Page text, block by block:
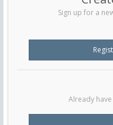
Sign up for a
Already have